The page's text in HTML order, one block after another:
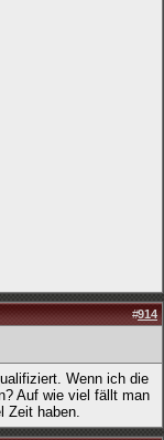
#914
Wenn ich die
Auf wie viel fällt man
Zeit haben.